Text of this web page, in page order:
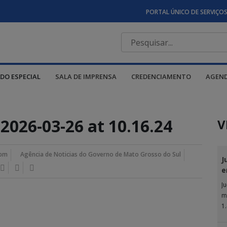
PORTAL ÚNICO DE SERVIÇOS
ESPECIAL SALA DE IMPRENSA CREDENCIAMENTO
03-26 at 10.16.24
Agência de Noticias do Governo de Mato Grosso do Sul